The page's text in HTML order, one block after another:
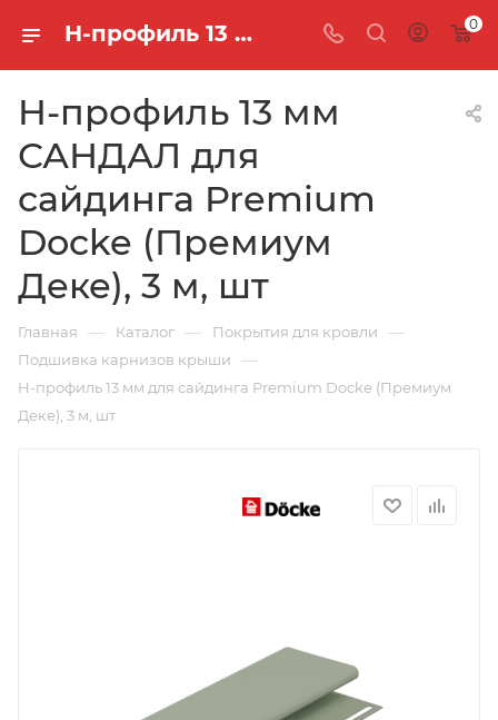
H-профиль 13 мм САНДАЛ для сайдинга Premium Docke (Премиум Деке), 3 м, шт 0
H-профиль 13 мм
САНДАЛ для
сайдинга Premium
Docke (Премиум
Деке), 3 м, шт
Главная — Каталог — Покрытия для кровли —
Подшивка карнизов крыши —
H-профиль 13 мм для сайдинга Premium Docke (Премиум
Деке), 3 м, шт